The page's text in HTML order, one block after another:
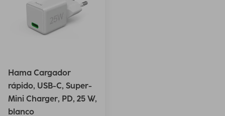
Hama Cargador
rápido, USB-C, Super-
Mini Charger, PD, 25 W,
blanco